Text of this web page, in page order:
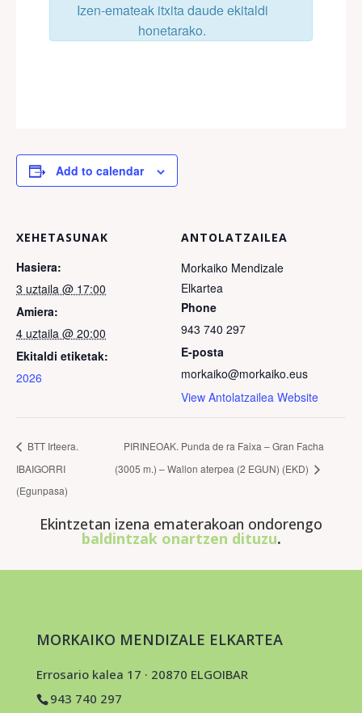
Izen-emateak itxita daude ekitaldi
honetarako.
Add to calendar
XEHETASUNAK
Hasiera:
3 uztaila @ 17:00
Amiera:
4 uztaila @ 20:00
Ekitaldi etiketak:
2026
ANTOLATZAILEA
Morkaiko Mendizale
Elkartea
Phone
943 740 297
E-posta
morkaiko@morkaiko.eus
View Antolatzailea Website
BTT Irteera.
IBAIGORRI
(Egunpasa)
PIRINEOAK. Punda de ra Faixa – Gran Facha
(3005 m.) – Wallon aterpea (2 EGUN) (EKD)
Ekintzetan izena ematerakoan ondorengo
baldintzak onartzen dituzu.
MORKAIKO MENDIZALE ELKARTEA
Errosario kalea 17 · 20870 ELGOIBAR
943 740 297